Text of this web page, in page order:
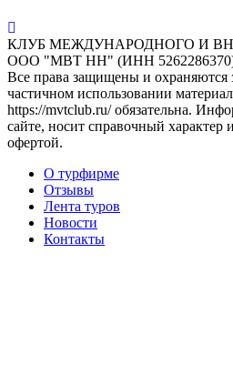
КЛУБ МЕЖДУНАРОДНОГО И
ООО "МВТ НН" (ИНН 5262286370)
Все права защищены и
частичном использовании
https://mvtclub.ru/ обязательна.
сайте, носит справочный характер
офертой.
О турфирме
Отзывы
Лента туров
Новости
Контакты